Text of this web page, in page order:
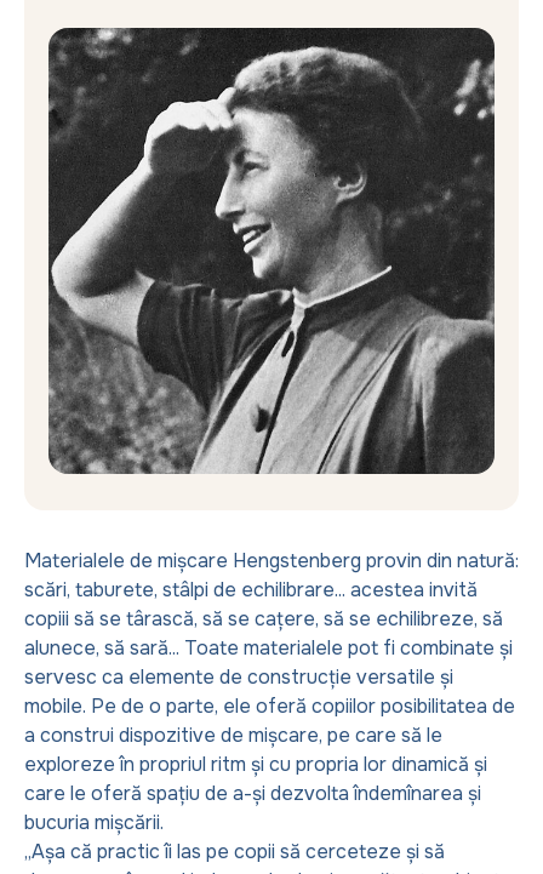
Materialele de mișcare Hengstenberg provin din natură:
scări, taburete, stâlpi de echilibrare... acestea invită
copiii să se târască, să se cațere, să se echilibreze, să
alunece, să sară... Toate materialele pot fi combinate și
servesc ca elemente de construcție versatile și
mobile. Pe de o parte, ele oferă copiilor posibilitatea de
a construi dispozitive de mișcare, pe care să le
exploreze în propriul ritm și cu propria lor dinamică și
care le oferă spațiu de a-și dezvolta îndemînarea și
bucuria mișcării.
„Așa că practic îi las pe copii să cerceteze și să